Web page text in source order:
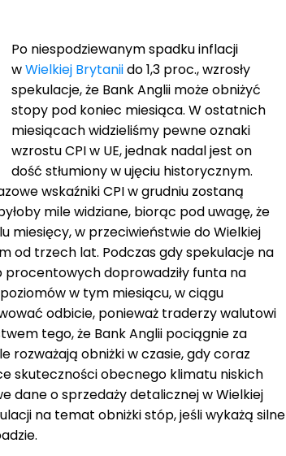
Po niespodziewanym spadku inflacji
wWielkiej Brytaniido 1,3 proc., wzrosły
spekulacje, że Bank Anglii może obniżyć
stopy pod koniec miesiąca. W ostatnich
miesiącach widzieliśmy pewne oznaki
wzrostu CPI w UE, jednak nadal jest on
dość stłumiony w ujęciu historycznym.
wskaźniki CPI w grudniu zostaną
mile widziane, biorąc pod uwagę, że
miesięcy, w przeciwieństwie do Wielkiej
od trzech lat. Podczas gdy spekulacje na
doprowadziły funta na
w tym miesiącu, w ciągu
odbicie, ponieważ traderzy walutowi
tego, że Bank Anglii pociągnie za
rozważają obniżki w czasie, gdy coraz
skuteczności obecnego klimatu niskich
dane o sprzedaży detalicznej w Wielkiej
na temat obniżki stóp, jeśli wykażą silne